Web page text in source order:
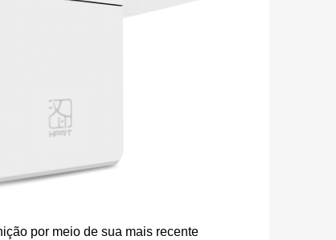
por meio de sua mais recente